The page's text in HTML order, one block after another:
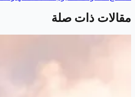
مقالات ذات صلة